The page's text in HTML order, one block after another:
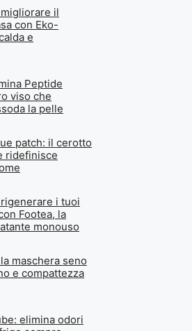
il
con Eko-
e
Peptide
viso che
la pelle
patch: il cerotto
ridefinisce
i tuoi
Footea, la
monouso
maschera seno
e compattezza
elimina odori